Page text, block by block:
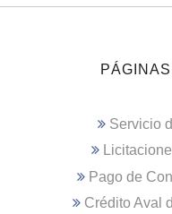
Servicio
Pago de
Crédito Aval